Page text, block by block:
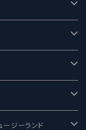
ージーランド